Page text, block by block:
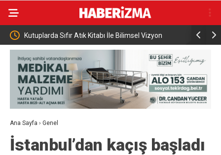
Bilimsel Vizyon KKTC Cumhuriyet Meclisi Başkanı Öztürkler:
egemen eşitliğimizden ve eşit uluslararası
statümüzden asla taviz vermeyeceğiz”
Ana Sayfa › Genel
İstanbul’dan kaçış başladı